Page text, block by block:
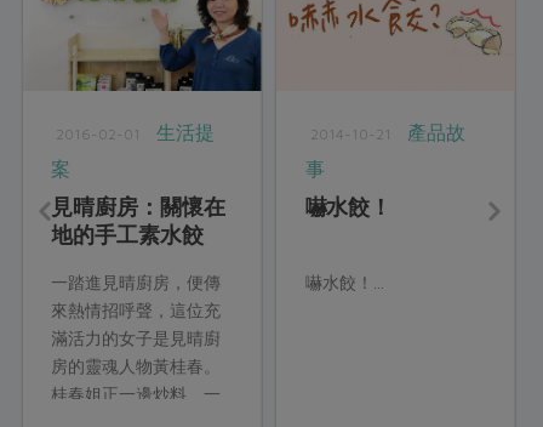
2016-02-01
生活提
案
見晴廚房：關懷在
地的手工素水餃
一踏進見晴廚房，便傳
來熱情招呼聲，這位充
滿活力的女子是見晴廚
房的靈魂人物黃桂春。
桂春姐正一邊炒料、一
2014-10-21
產品故
事
嚇水餃！
嚇水餃！...